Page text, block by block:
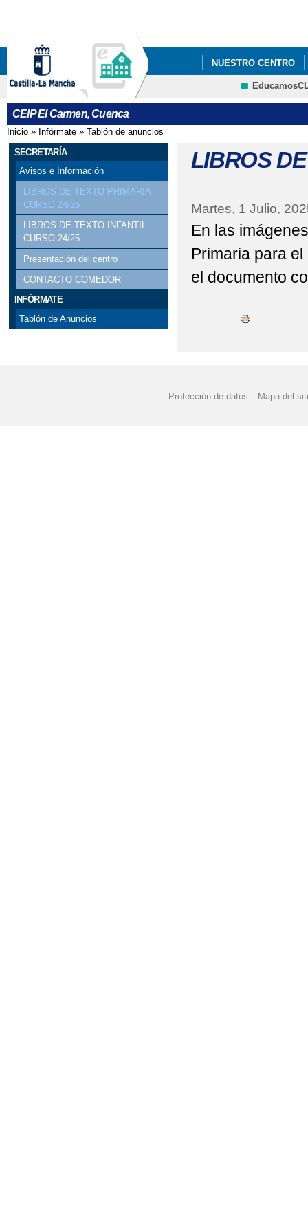
NUESTRO CENTRO
PROYECTO
CEIP El Carmen, Cuenca
Se encuentra usted aquí
Inicio » Infórmate » Tablón de anuncios
SECRETARÍA
Avisos e Información
LIBROS DE TEXTO PRIMARIA
CURSO 24/25
LIBROS DE TEXTO INFANTIL
CURSO 24/25
Presentación del centro
CONTACTO COMEDOR
INFÓRMATE
Tablón de Anuncios
LIBROS
Martes, 1 Julio,
En las
Primaria para
el documento
Protección de datos Mapa del